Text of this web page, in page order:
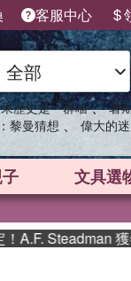
客服中心
歷史是一群喵 、 暑
黎曼猜想 、 偉大的
文具選
Steadman 獲年